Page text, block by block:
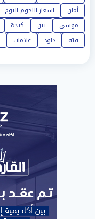
أمان
اسعار اللحوم اليوم
موسى
بين كبدة
فتة
داود علامات